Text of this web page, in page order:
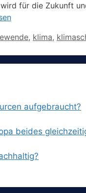
für die Zukunft
, klima,
aufgebraucht?
beides